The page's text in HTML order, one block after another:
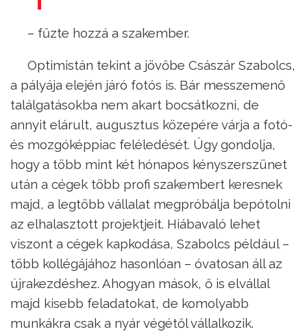
– fűzte hozzá a szakember.
Optimistán tekint a jövőbe Császár Szabolcs,
a pályája elején járó fotós is. Bár messzemenő
találgatásokba nem akart bocsátkozni, de
annyit elárult, augusztus közepére várja a fotó-
és mozgóképpiac feléledését. Úgy gondolja,
hogy a több mint két hónapos kényszerszünet
után a cégek több profi szakembert keresnek
majd, a legtöbb vállalat megpróbálja bepótolni
az elhalasztott projektjeit. Hiábavaló lehet
viszont a cégek kapkodása, Szabolcs például –
több kollégájához hasonlóan – óvatosan áll az
újrakezdéshez. Ahogyan mások, ő is elvállal
majd kisebb feladatokat, de komolyabb
munkákra csak a nyár végétől vállalkozik.